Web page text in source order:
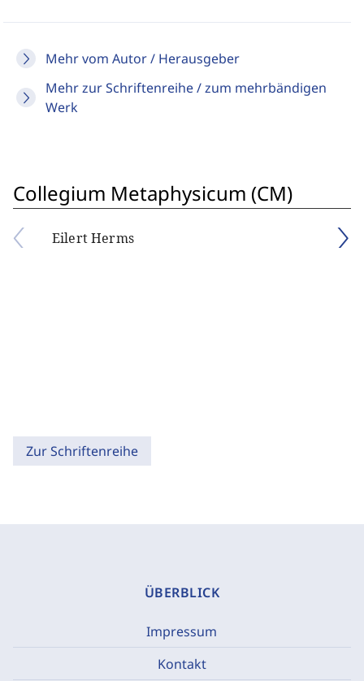
Mehr vom Autor / Herausgeber
Mehr zur Schriftenreihe / zum mehrbändigen
Werk
Collegium Metaphysicum (CM)
Eilert Herms
Zur Schriftenreihe
ÜBERBLICK
Impressum
Kontakt